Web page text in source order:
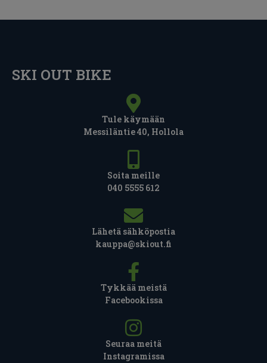
SKI OUT BIKE
Tule käymään
Messiläntie 40, Hollola
Soita meille
040 5555 612
Lähetä sähköpostia
kauppa@skiout.fi
Tykkää meistä
Facebookissa
Seuraa meitä
Instagramissa